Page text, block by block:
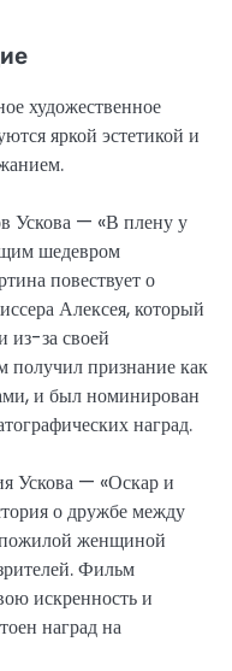
художественное
яркой эстетикой и
Ускова — «В плену у
шедевром
повествует о
Алексея, который
из-за своей
получил признание как
и был номинирован
наград.
Ускова — «Оскар и
о дружбе между
женщиной
Фильм
искренность и
наград на